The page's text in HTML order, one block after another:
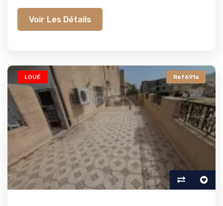
Voir Les Détails
LOUÉ Ref691a